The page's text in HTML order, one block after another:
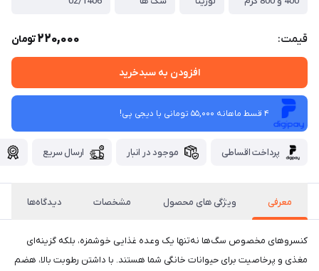
قیمت: 220,000تومان
افزودن به سبدخرید
4 قسط ماهانه 55,000 تومانی با دیجی ‌پی!
پرداخت اقساطی موجود در انبار ارسال سریع
معرفی ویژگی های محصول مشخصات دیدگاه‌ها
کنسروهای مخصوص سگ‌ها نه‌تنها یک وعده غذایی خوشمزه، بلکه گزینه‌ای
مغذی و پرخاصیت برای حیوانات خانگی شما هستند. با داشتن رطوبت بالا، هضم